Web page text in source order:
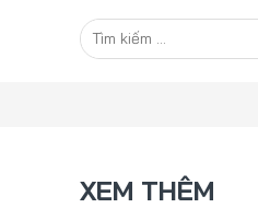
XEM THÊM